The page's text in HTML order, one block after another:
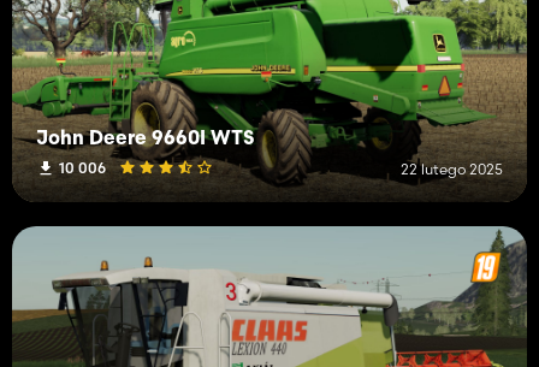
John Deere 9660I WTS
10 006 22 lutego 2025